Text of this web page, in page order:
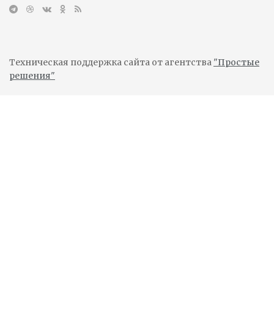
Техническая поддержка сайта от агентства "Простые
решения"